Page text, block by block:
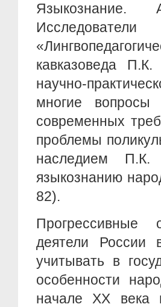
кавказоведа
научно-
многие вопросы
современных
проблемы
наследием
языкознанию
82).
Прогрессивные
деятели России
учитывать в
особенности
начале ХХ века